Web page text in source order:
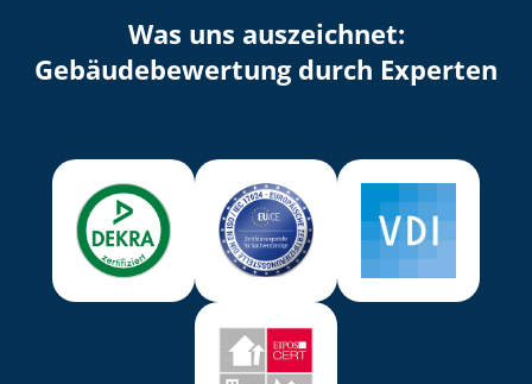
Was uns auszeichnet:
Ge­bäu­de­be­wer­tung durch Experten